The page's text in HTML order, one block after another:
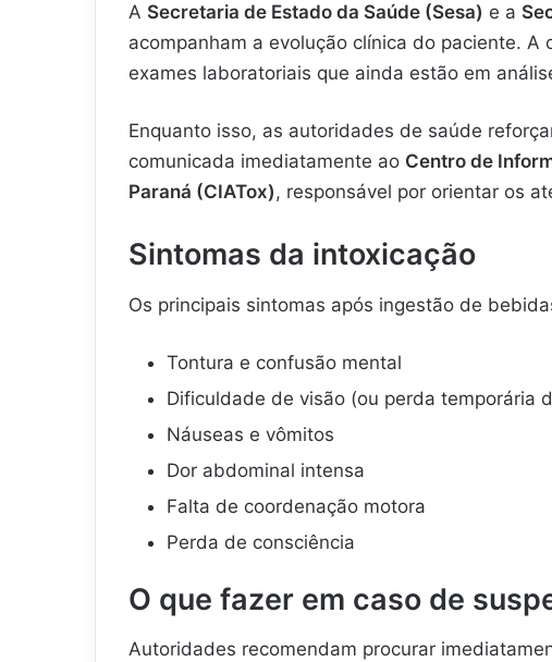
A Secretaria de Estado da Saúde (Sesa) e a
acompanham a evolução clínica do paciente.
exames laboratoriais que ainda estão em
Enquanto isso, as autoridades de saúde
comunicada imediatamente ao Centro de
Paraná (CIATox), responsável por orientar os
Sintomas da intoxicação
Os principais sintomas após ingestão de
Tontura e confusão mental
Dificuldade de visão (ou perda temporária
Náuseas e vômitos
Dor abdominal intensa
Falta de coordenação motora
Perda de consciência
O que fazer em caso de
Autoridades recomendam procurar